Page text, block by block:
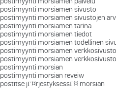
postimyynti morsiamen sivusto
postimyynti morsiamen sivustojen
postimyynti morsiamen tarina
postimyynti morsiamen tiedot
postimyynti morsiamen todellinen
postimyynti morsiamen verkkosivusto
postimyynti morsiamen
postimyynti morsian
postimyynti morsian reveiw
postitse jГ¤rjestyksessГ¤ morsian